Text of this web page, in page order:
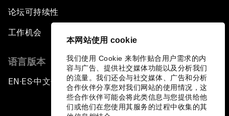
本网站使用 cookie
我们使用 Cookie 来制作贴合用户需求的内
容与广告、提供社交媒体功能以及分析我们
的流量。我们还会与社交媒体、广告和分析
合作伙伴分享您对我们网站的使用情况，这
些合作伙伴可能会将此类信息与您提供给他
们或他们在您使用其服务的过程中收集的其
论坛可持续性
工作机会
语言版本
EN ▪ES▪中文▪ 日本語